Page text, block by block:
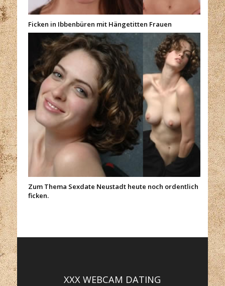
Ficken in Ibbenbüren mit Hängetitten Frauen
Zum Thema Sexdate Neustadt heute noch ordentlich
ficken.
XXX WEBCAM DATING